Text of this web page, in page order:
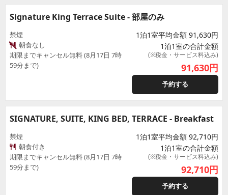
Signature King Terrace Suite - 部屋のみ
禁煙
朝食なし
期限までキャンセル無料 (8月17日 7時
59分まで)
1泊1室平均金額 91,630円
1泊1室の合計金額
(※税金・サービス料込み)
91,630円
予約する
SIGNATURE, SUITE, KING BED, TERRACE - Breakfast
禁煙
朝食付き
期限までキャンセル無料 (8月17日 7時
59分まで)
1泊1室平均金額 92,710円
1泊1室の合計金額
(※税金・サービス料込み)
92,710円
予約する